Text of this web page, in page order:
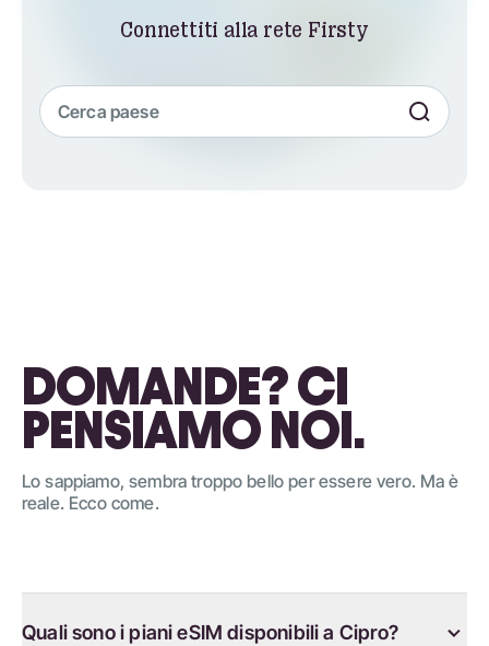
Connettiti alla rete Firsty
DOMANDE? CI
PENSIAMO NOI.
Lo sappiamo, sembra troppo bello per essere vero. Ma è
reale. Ecco come.
Quali sono i piani eSIM disponibili a Cipro?